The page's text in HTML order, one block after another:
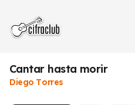
Cantar hasta morir
Diego Torres